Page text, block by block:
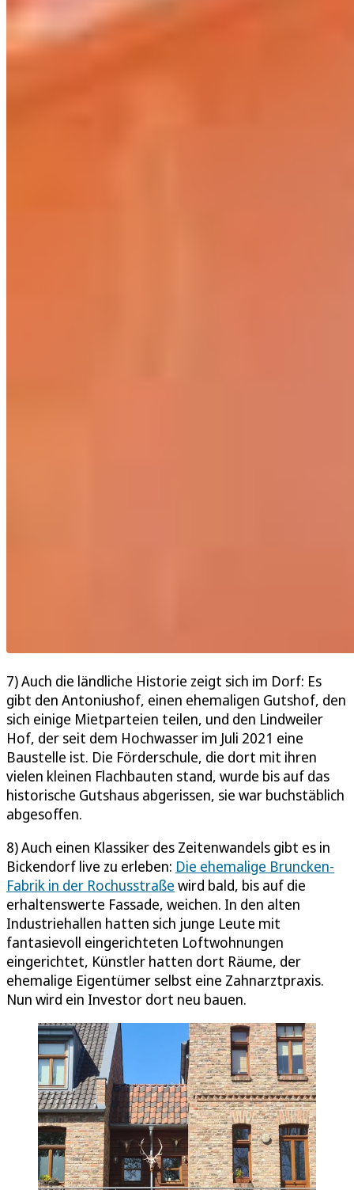
7) Auch die ländliche Historie zeigt sich im Dorf: Es
gibt den Antoniushof, einen ehemaligen Gutshof, den
sich einige Mietparteien teilen, und den Lindweiler
Hof, der seit dem Hochwasser im Juli 2021 eine
Baustelle ist. Die Förderschule, die dort mit ihren
vielen kleinen Flachbauten stand, wurde bis auf das
historische Gutshaus abgerissen, sie war buchstäblich
abgesoffen.
8) Auch einen Klassiker des Zeitenwandels gibt es in
Bickendorf live zu erleben: Die ehemalige Bruncken-
Fabrik in der Rochusstraße wird bald, bis auf die
erhaltenswerte Fassade, weichen. In den alten
Industriehallen hatten sich junge Leute mit
fantasievoll eingerichteten Loftwohnungen
eingerichtet, Künstler hatten dort Räume, der
ehemalige Eigentümer selbst eine Zahnarztpraxis.
Nun wird ein Investor dort neu bauen.